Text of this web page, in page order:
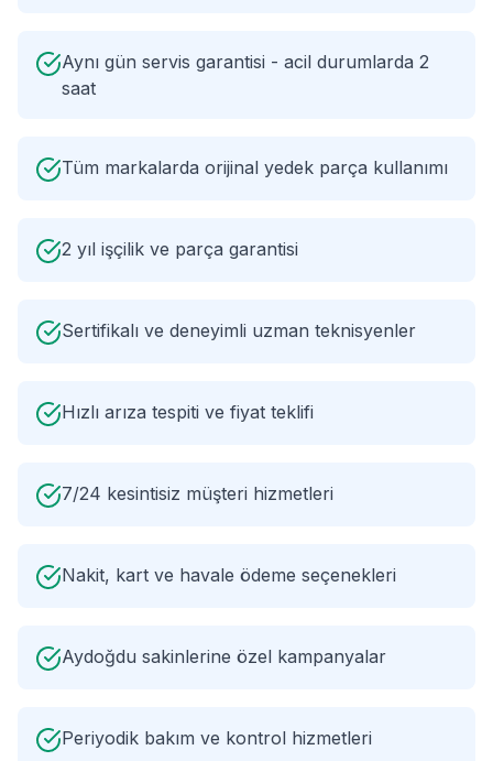
Aynı gün servis garantisi - acil durumlarda 2
saat
Tüm markalarda orijinal yedek parça kullanımı
2 yıl işçilik ve parça garantisi
Sertifikalı ve deneyimli uzman teknisyenler
Hızlı arıza tespiti ve fiyat teklifi
7/24 kesintisiz müşteri hizmetleri
Nakit, kart ve havale ödeme seçenekleri
Aydoğdu sakinlerine özel kampanyalar
Periyodik bakım ve kontrol hizmetleri